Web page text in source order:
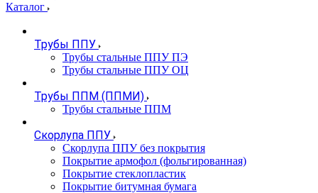
Каталог
Трубы ППУ
Трубы стальные ППУ ПЭ
Трубы стальные ППУ ОЦ
Трубы ППМ (ППМИ)
Трубы стальные ППМ
Скорлупа ППУ
Скорлупа ППУ без покрытия
Покрытие армофол (фольгированная)
Покрытие стеклопластик
Покрытие битумная бумага